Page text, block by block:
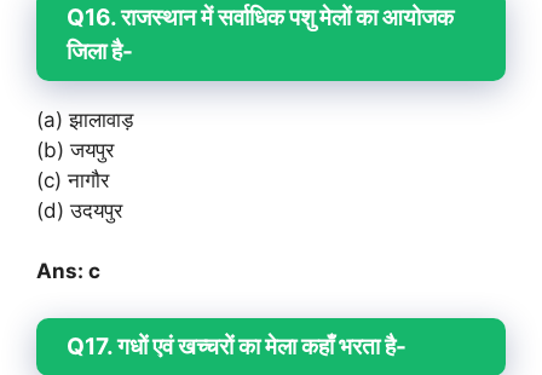
Q16. राजस्थान में सर्वाधिक पशु मेलों का आयोजक
जिला है-
(a) झालावाड़
(b) जयपुर
(c) नागौर
(d) उदयपुर
Ans: c
Q17. गधों एवं खच्चरों का मेला कहाँ भरता है-